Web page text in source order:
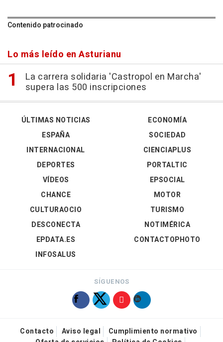
Contenido patrocinado
Lo más leído en Asturianu
La carrera solidaria 'Castropol en Marcha'
supera las 500 inscripciones
ÚLTIMAS NOTICIAS
ESPAÑA
INTERNACIONAL
DEPORTES
VÍDEOS
ECONOMÍA
SOCIEDAD
CIENCIAPLUS
PORTALTIC
EPSOCIAL
CHANCE
CULTURAOCIO
DESCONECTA
EPDATA.ES
INFOSALUS
MOTOR
TURISMO
NOTIMÉRICA
CONTACTOPHOTO
SÍGUENOS
Contacto Aviso legal
Cumplimiento normativo